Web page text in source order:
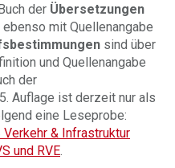
der Übersetzungen
mit Quellenangabe
sind über
und Quellenangabe
der
Auflage ist derzeit nur als
eine Leseprobe:
& Infrastruktur
und RVE.